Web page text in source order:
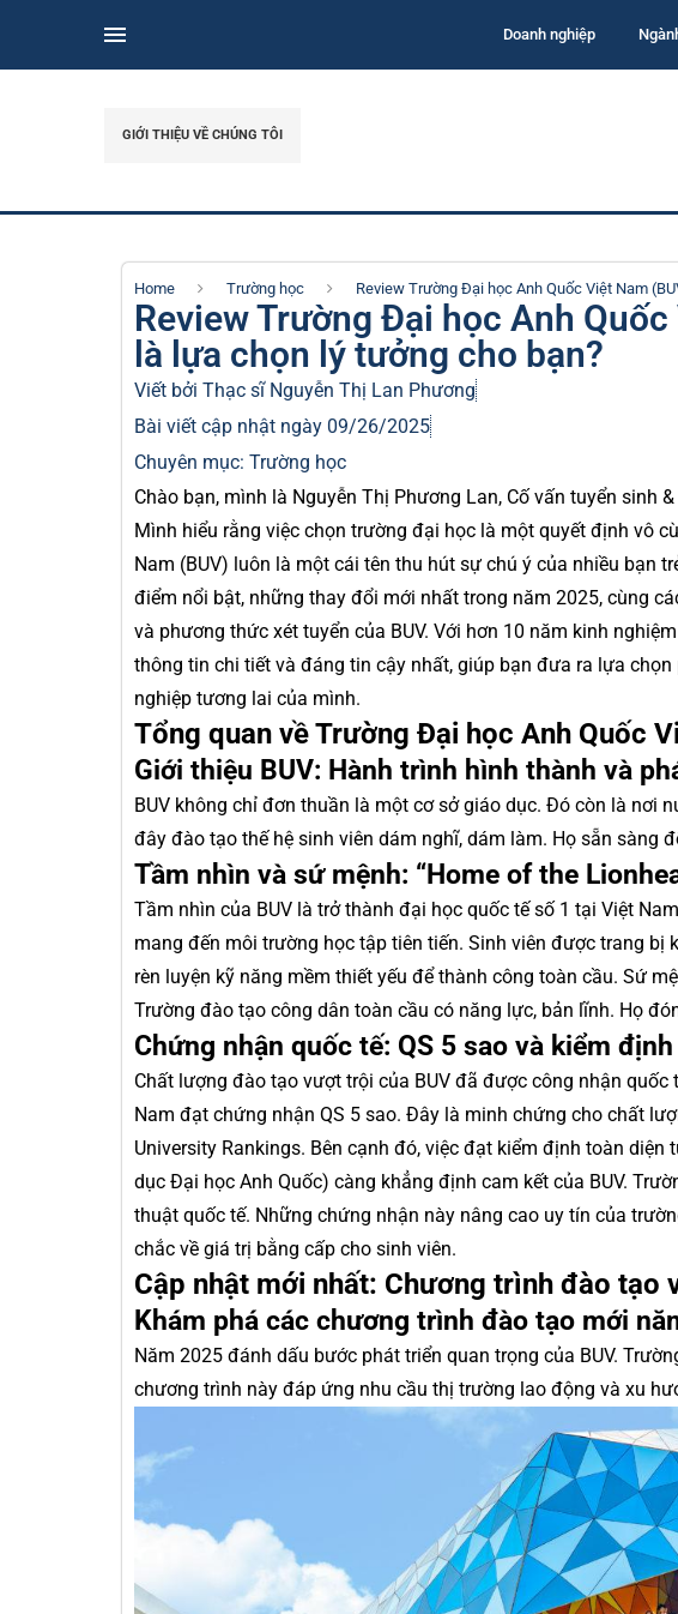
Doanh nghiệp
GIỚI THIỆU VỀ CHÚNG TÔI
Home Trường học Review Trường Đại học Anh Quốc Việt Nam
Review Trường Đại học Anh
là lựa chọn lý tưởng cho bạn?
Viết bởi Thạc sĩNguyễn Thị Lan Phương
Bài viết cập nhật ngày 09/26/2025
Chuyên mục: Trường học
Chào bạn, mình là Nguyễn Thị Phương Lan, Cố vấn tuyển sinh
Mình hiểu rằng việc chọn trường đại học là một quyết định vô
Nam (BUV) luôn là một cái tên thu hút sự chú ý của nhiều bạn
điểm nổi bật, những thay đổi mới nhất trong năm 2025, cùng
và phương thức xét tuyển của BUV. Với hơn 10 năm kinh
thông tin chi tiết và đáng tin cậy nhất, giúp bạn đưa ra lựa
nghiệp tương lai của mình.
Tổng quan về Trường Đại học Anh Quốc
Giới thiệu BUV: Hành trình hình thành và
BUV không chỉ đơn thuần là một cơ sở giáo dục. Đó còn là nơi
đây đào tạo thế hệ sinh viên dám nghĩ, dám làm. Họ sẵn sàng
Tầm nhìn và sứ mệnh: “Home of the
Tầm nhìn của BUV là trở thành đại học quốc tế số 1 tại Việt
mang đến môi trường học tập tiên tiến. Sinh viên được trang bị
rèn luyện kỹ năng mềm thiết yếu để thành công toàn cầu. Sứ
Trường đào tạo công dân toàn cầu có năng lực, bản lĩnh. Họ
Chứng nhận quốc tế: QS 5 sao và kiểm định
Chất lượng đào tạo vượt trội của BUV đã được công nhận
Nam đạt chứng nhận QS 5 sao. Đây là minh chứng cho chất
University Rankings. Bên cạnh đó, việc đạt kiểm định toàn diện
dục Đại học Anh Quốc) càng khẳng định cam kết của BUV.
thuật quốc tế. Những chứng nhận này nâng cao uy tín của
chắc về giá trị bằng cấp cho sinh viên.
Cập nhật mới nhất: Chương trình đào tạo
Khám phá các chương trình đào tạo mới
Năm 2025 đánh dấu bước phát triển quan trọng của BUV.
chương trình này đáp ứng nhu cầu thị trường lao động và xu